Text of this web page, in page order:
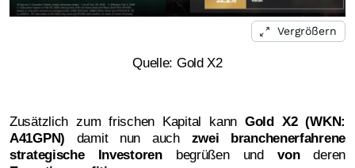
Vergrößern
Quelle: Gold X2
Zusätzlich zum frischen Kapital kannGold X2 (WKN:
A41GPN) damit nun auch zwei branchenerfahrene
strategische Investorenbegrüßen undvonderen